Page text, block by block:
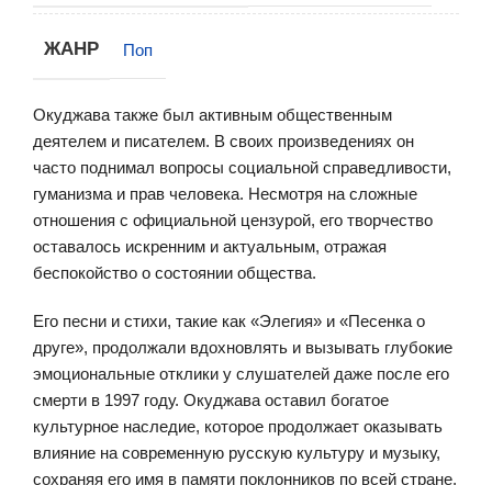
ЖАНР Поп
Окуджава также был активным общественным
деятелем и писателем. В своих произведениях он
часто поднимал вопросы социальной справедливости,
гуманизма и прав человека. Несмотря на сложные
отношения с официальной цензурой, его творчество
оставалось искренним и актуальным, отражая
беспокойство о состоянии общества.
Его песни и стихи, такие как «Элегия» и «Песенка о
друге», продолжали вдохновлять и вызывать глубокие
эмоциональные отклики у слушателей даже после его
смерти в 1997 году. Окуджава оставил богатое
культурное наследие, которое продолжает оказывать
влияние на современную русскую культуру и музыку,
сохраняя его имя в памяти поклонников по всей стране.